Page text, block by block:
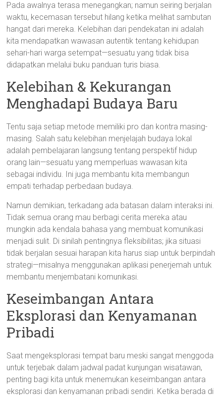
Pada awalnya terasa menegangkan; namun seiring berjalan
waktu, kecemasan tersebut hilang ketika melihat sambutan
hangat dari mereka. Kelebihan dari pendekatan ini adalah
kita mendapatkan wawasan autentik tentang kehidupan
sehari-hari warga setempat—sesuatu yang tidak bisa
didapatkan melalui buku panduan turis biasa.
Kelebihan & Kekurangan
Menghadapi Budaya Baru
Tentu saja setiap metode memiliki pro dan kontra masing-
masing. Salah satu kelebihan menjelajah budaya lokal
adalah pembelajaran langsung tentang perspektif hidup
orang lain—sesuatu yang memperluas wawasan kita
sebagai individu. Ini juga membantu kita membangun
empati terhadap perbedaan budaya.
Namun demikian, terkadang ada batasan dalam interaksi ini.
Tidak semua orang mau berbagi cerita mereka atau
mungkin ada kendala bahasa yang membuat komunikasi
menjadi sulit. Di sinilah pentingnya fleksibilitas; jika situasi
tidak berjalan sesuai harapan kita harus siap untuk berpindah
strategi—misalnya menggunakan aplikasi penerjemah untuk
membantu menjembatani komunikasi.
Keseimbangan Antara
Eksplorasi dan Kenyamanan
Pribadi
Saat mengeksplorasi tempat baru meski sangat menggoda
untuk terjebak dalam jadwal padat kunjungan wisatawan,
penting bagi kita untuk menemukan keseimbangan antara
eksplorasi dan kenyamanan pribadi sendiri. Ketika berada di